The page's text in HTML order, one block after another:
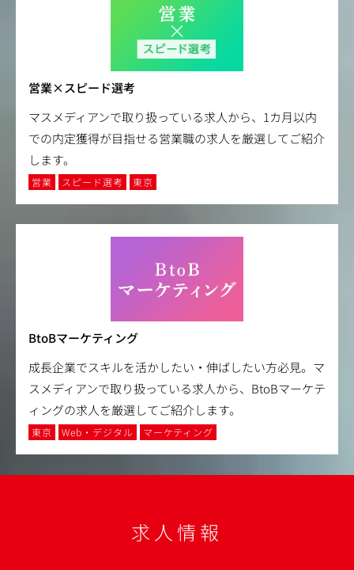
営業×スピード選考
マスメディアンで取り扱っている求人から、1カ月以内
での内定獲得が目指せる営業職の求人を厳選してご紹介
します。
営業 スピード選考 東京
BtoBマーケティング
成長企業でスキルを活かしたい・伸ばしたい方必見。マ
スメディアンで取り扱っている求人から、BtoBマーケテ
ィングの求人を厳選してご紹介します。
東京 Web・デジタル マーケティング
求人情報